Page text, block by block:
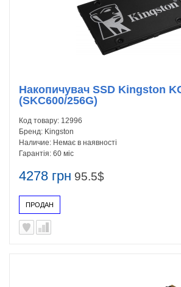
4278 грн 95.5$
ПРОДАН
Накопичувач SSD Kingston
(SKC600/256G)
Код товару: 12996
Бренд: Kingston
Наличие: Немає в наявності
Гарантія: 60 міс